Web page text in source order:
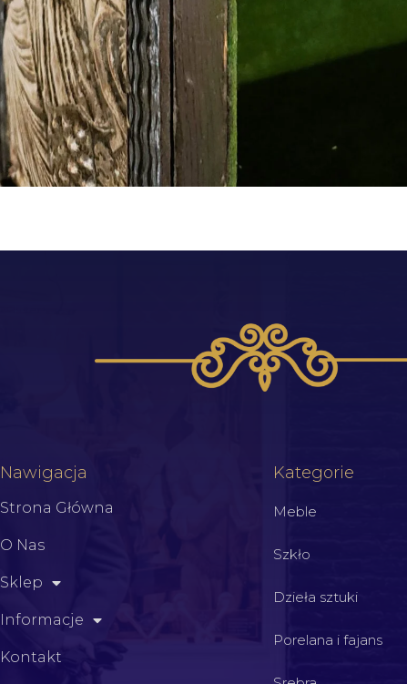
Nawigacja
Strona Główna
O Nas
Sklep
Informacje
Kontakt
Kategorie
Meble
Szkło
Dzieła sztuki
Porelana i fajans